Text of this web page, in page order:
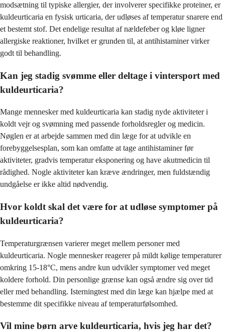
modsætning til typiske allergier, der involverer specifikke proteiner, er
kuldeurticaria en fysisk urticaria, der udløses af temperatur snarere end
et bestemt stof. Det endelige resultat af nældefeber og kløe ligner
allergiske reaktioner, hvilket er grunden til, at antihistaminer virker
godt til behandling.
Kan jeg stadig svømme eller deltage i vintersport med
kuldeurticaria?
Mange mennesker med kuldeurticaria kan stadig nyde aktiviteter i
koldt vejr og svømning med passende forholdsregler og medicin.
Nøglen er at arbejde sammen med din læge for at udvikle en
forebyggelsesplan, som kan omfatte at tage antihistaminer før
aktiviteter, gradvis temperatur eksponering og have akutmedicin til
rådighed. Nogle aktiviteter kan kræve ændringer, men fuldstændig
undgåelse er ikke altid nødvendig.
Hvor koldt skal det være for at udløse symptomer på
kuldeurticaria?
Temperaturgrænsen varierer meget mellem personer med
kuldeurticaria. Nogle mennesker reagerer på mildt kølige temperaturer
omkring 15-18°C, mens andre kun udvikler symptomer ved meget
koldere forhold. Din personlige grænse kan også ændre sig over tid
eller med behandling. Isterningtest med din læge kan hjælpe med at
bestemme dit specifikke niveau af temperaturfølsomhed.
Vil mine børn arve kuldeurticaria, hvis jeg har det?